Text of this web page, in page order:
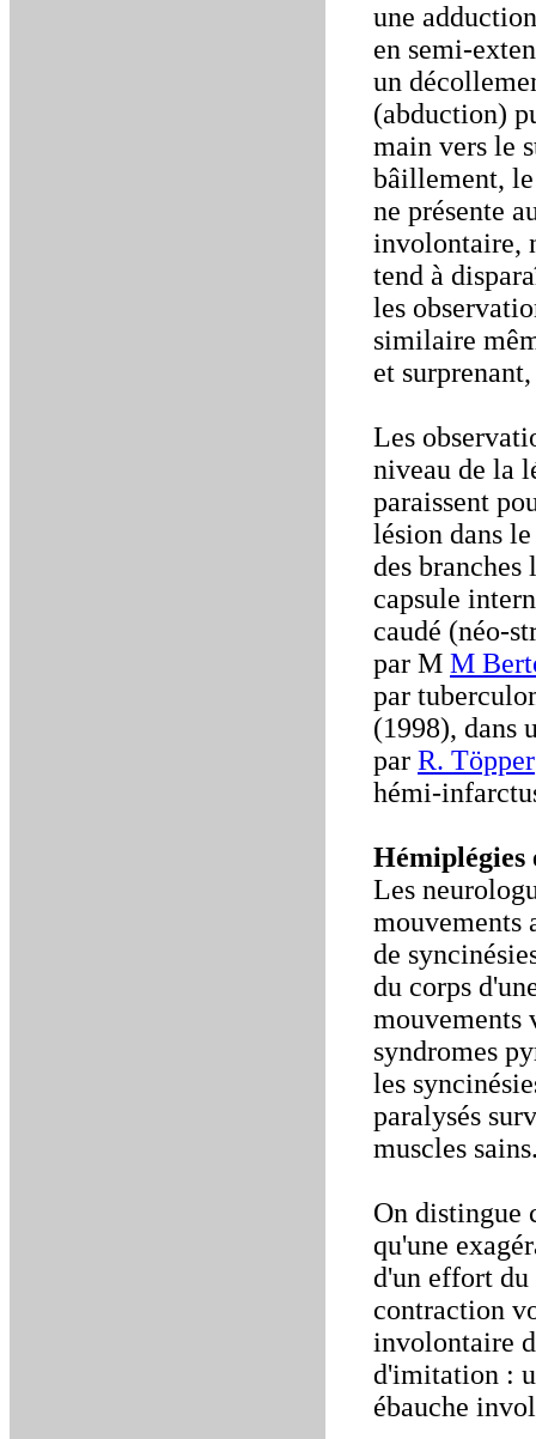
une
en semi-
un
(abduction)
main vers le
bâillement,
ne présente
involontaire,
tend à
les
similaire
et
Les
niveau de la
paraissent
lésion dans
des
capsule
caudé (néo-
par M M
par
(1998), dans
par R. Töpper
hémi-
Hémiplégies
Les
mouvements
de
du corps
mouvements
syndromes
les
paralysés
muscles
On distingue
qu'une
d'un effort du
contraction
involontaire
d'imitation :
ébauche